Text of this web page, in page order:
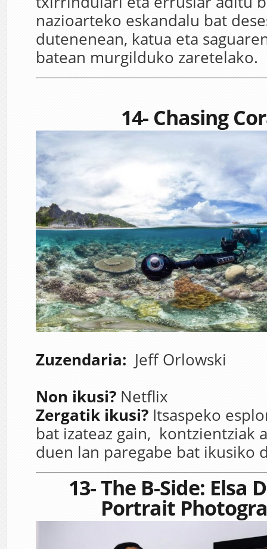
nazioarteko eskandalu bat
dutenenean, katua eta
batean murgilduko zaretelako.
14- Chasing
Zuzendaria: Jeff Orlowski
Non ikusi? Netflix
Zergatik ikusi? Itsaspeko
bat izateaz gain, kontzientziak
duen lan paregabe bat ikusiko
13-The B-Side: Elsa
Portrait